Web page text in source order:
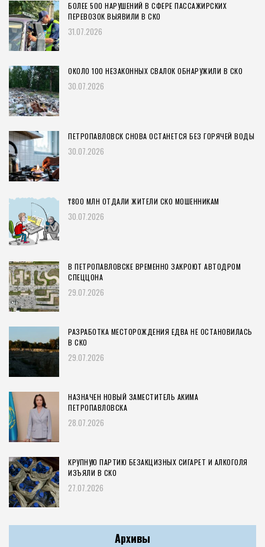
БОЛЕЕ 500 НАРУШЕНИЙ В СФЕРЕ ПАССАЖИРСКИХ
ПЕРЕВОЗОК ВЫЯВИЛИ В СКО
31.07.2026
ОКОЛО 100 НЕЗАКОННЫХ СВАЛОК ОБНАРУЖИЛИ В СКО
30.07.2026
ПЕТРОПАВЛОВСК СНОВА ОСТАНЕТСЯ БЕЗ ГОРЯЧЕЙ ВОДЫ
30.07.2026
₸800 МЛН ОТДАЛИ ЖИТЕЛИ СКО МОШЕННИКАМ
30.07.2026
В ПЕТРОПАВЛОВСКЕ ВРЕМЕННО ЗАКРОЮТ АВТОДРОМ
СПЕЦЦОНА
29.07.2026
РАЗРАБОТКА МЕСТОРОЖДЕНИЯ ЕДВА НЕ ОСТАНОВИЛАСЬ
В СКО
29.07.2026
НАЗНАЧЕН НОВЫЙ ЗАМЕСТИТЕЛЬ АКИМА
ПЕТРОПАВЛОВСКА
28.07.2026
КРУПНУЮ ПАРТИЮ БЕЗАКЦИЗНЫХ СИГАРЕТ И АЛКОГОЛЯ
ИЗЪЯЛИ В СКО
27.07.2026
Архивы